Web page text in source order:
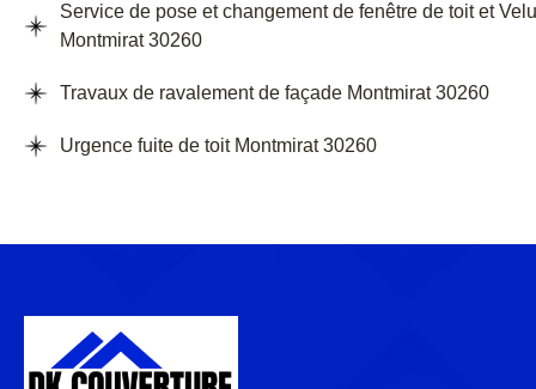
Service de pose et changement de fenêtre de toit et
Montmirat 30260
Travaux de ravalement de façade Montmirat 30260
Urgence fuite de toit Montmirat 30260